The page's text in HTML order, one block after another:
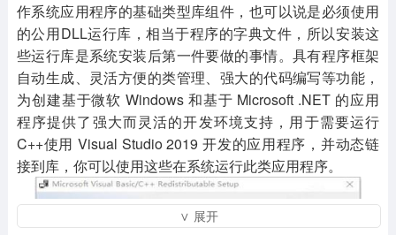
作系统应用程序的基础类型库组件，也可以说是必须使用
的公用DLL运行库，相当于程序的字典文件，所以安装这
些运行库是系统安装后第一件要做的事情。具有程序框架
自动生成、灵活方便的类管理、强大的代码编写等功能，
为创建基于微软 Windows 和基于 Microsoft .NET 的应用
程序提供了强大而灵活的开发环境支持，用于需要运行
C++使用 Visual Studio 2019 开发的应用程序，并动态链
接到库，你可以使用这些在系统运行此类应用程序。
∨ 展开